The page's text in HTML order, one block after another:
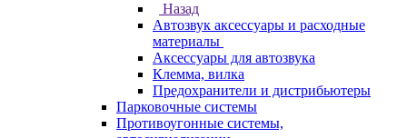
Назад
Автозвук аксессуары и расходные
материалы
Аксессуары для автозвука
Клемма, вилка
Предохранители и дистрибьютеры
Парковочные системы
Противоугонные системы,